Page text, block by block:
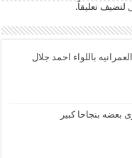
لتضيف تعليقاً.
باللواء احمد جلال
بعضه بنجاحا كبير